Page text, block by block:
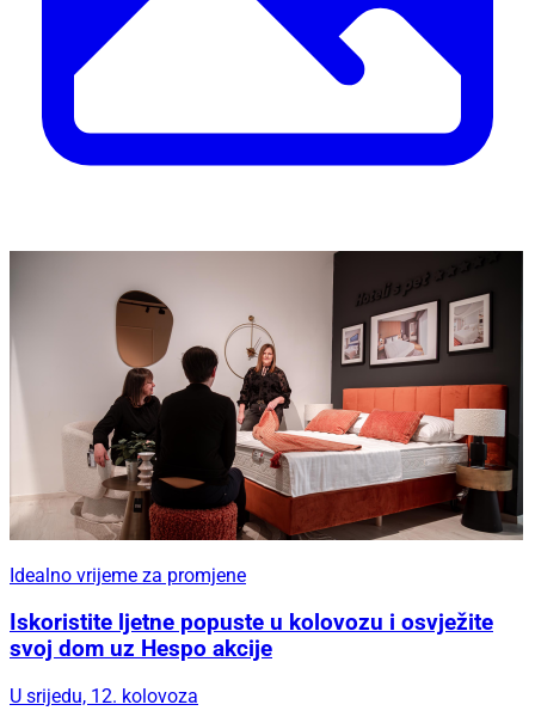
Idealno vrijeme za promjene
Iskoristite ljetne popuste u kolovozu i osvježite
svoj dom uz Hespo akcije
U srijedu, 12. kolovoza